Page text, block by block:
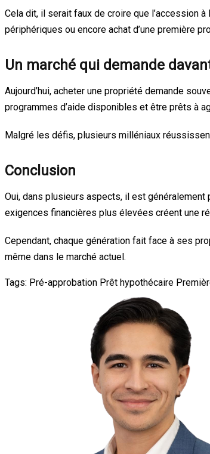
Cela dit, il serait faux de croire que l’accession
périphériques ou encore achat d’une première
Un marché qui demande
Aujourd’hui, acheter une propriété demande
programmes d’aide disponibles et être prêts à
Malgré les défis, plusieurs milléniaux
Conclusion
Oui, dans plusieurs aspects, il est
exigences financières plus élevées créent une
Cependant, chaque génération fait face à ses
même dans le marché actuel.
Tags: Pré-approbation Prêt hypothécaire